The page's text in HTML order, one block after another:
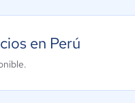
en Perú